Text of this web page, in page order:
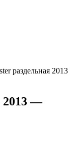
раздельная 2013
2013 —